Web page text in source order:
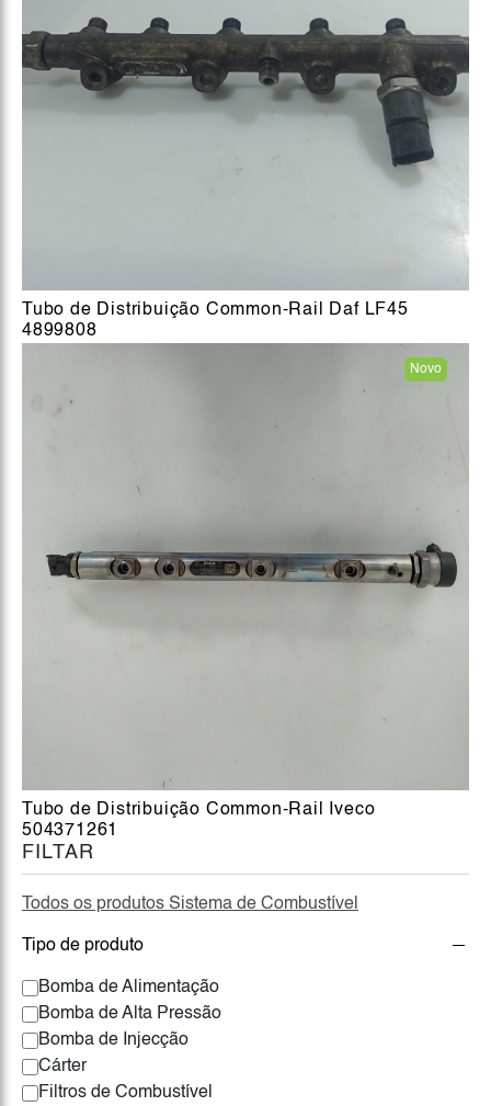
FILTAR
Todos os produtos Sistema de Combustível
Tipo de produto
Bomba de Alimentação
Bomba de Alta Pressão
Bomba de Injecção
Cárter
Filtros de Combustível
Tubo de Distribuição Common-Rail Daf LF45
4899808
Novo
Tubo de Distribuição Common-Rail Iveco
504371261